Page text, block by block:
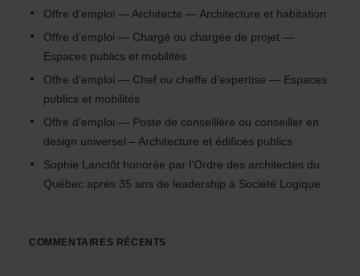
Offre d’emploi — Architecte — Architecture et habitation
Offre d’emploi — Chargé ou chargée de projet —
Espaces publics et mobilités
Offre d’emploi — Chef ou cheffe d’expertise — Espaces
publics et mobilités
Offre d’emploi — Poste de conseillère ou conseiller en
design universel – Architecture et édifices publics
Sophie Lanctôt honorée par l’Ordre des architectes du
Québec après 35 ans de leadership à Société Logique
COMMENTAIRES RÉCENTS